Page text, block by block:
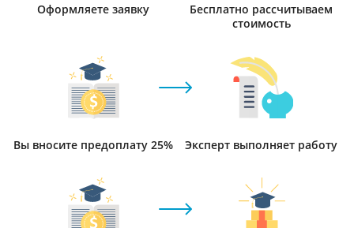
Оформляете заявку
Бесплатно рассчитываем
стоимость
Вы вносите предоплату 25% Эксперт выполняет работу